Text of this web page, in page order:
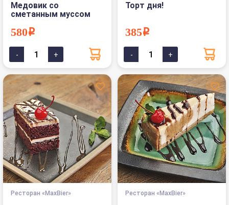
Медовик со
сметанным муссом
580i
Торт дня!
385i
Ресторан «MaxBier» Ресторан «MaxBier»